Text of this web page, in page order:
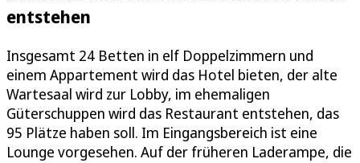
entstehen
Insgesamt 24 Betten in elf Doppelzimmern und
einem Appartement wird das Hotel bieten, der alte
Wartesaal wird zur Lobby, im ehemaligen
Güterschuppen wird das Restaurant entstehen, das
95 Plätze haben soll. Im Eingangsbereich ist eine
Lounge vorgesehen. Auf der früheren Laderampe, die